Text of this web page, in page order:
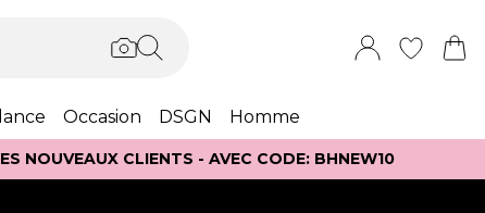
Occasion DSGN Homme
NOUVEAUX CLIENTS - AVEC CODE: BHNEW10